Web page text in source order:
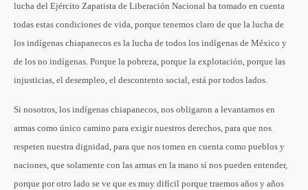
lucha del Ejército Zapatista de Liberación Nacional ha tomado en cuenta
todas estas condiciones de vida, porque tenemos claro de que la lucha de
los indígenas chiapanecos es la lucha de todos los indígenas de México y
de los no indígenas. Porque la pobreza, porque la explotación, porque las
injusticias, el desempleo, el descontento social, está por todos lados.
Si nosotros, los indígenas chiapanecos, nos obligaron a levantarnos en
armas como único camino para exigir nuestros derechos, para que nos
respeten nuestra dignidad, para que nos tomen en cuenta como pueblos y
naciones, que solamente con las armas en la mano sí nos pueden entender,
porque por otro lado se ve que es muy difícil porque traemos años y años